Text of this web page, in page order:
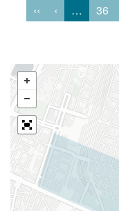
‹‹ ‹ … 36